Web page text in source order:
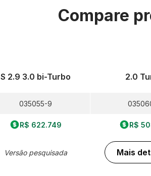
Compare
S 2.9 3.0 bi-Turbo
035055-9
R$ 622.749
Versão pesquisada
2.0
R$
Mais